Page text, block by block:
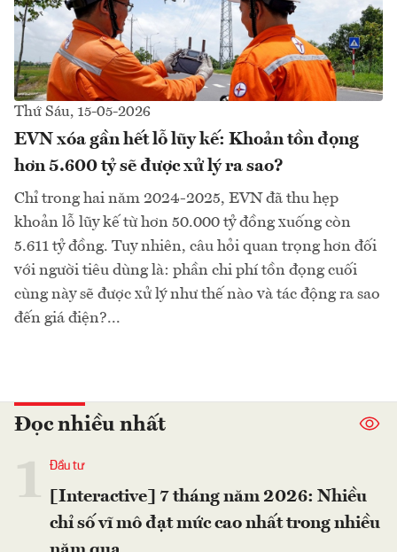
Thứ Sáu, 15-05-2026
EVN xóa gần hết lỗ lũy kế: Khoản tồn đọng
hơn 5.600 tỷ sẽ được xử lý ra sao?
Chỉ trong hai năm 2024-2025, EVN đã thu hẹp
khoản lỗ lũy kế từ hơn 50.000 tỷ đồng xuống còn
5.611 tỷ đồng. Tuy nhiên, câu hỏi quan trọng hơn đối
với người tiêu dùng là: phần chi phí tồn đọng cuối
cùng này sẽ được xử lý như thế nào và tác động ra sao
đến giá điện?...
Đọc nhiều nhất
Đầu tư
[Interactive] 7 tháng năm 2026: Nhiều
chỉ số vĩ mô đạt mức cao nhất trong nhiều